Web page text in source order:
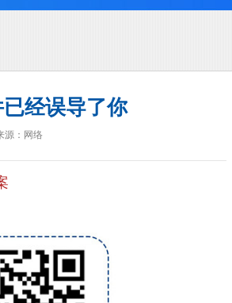
经误导了你
源：网络